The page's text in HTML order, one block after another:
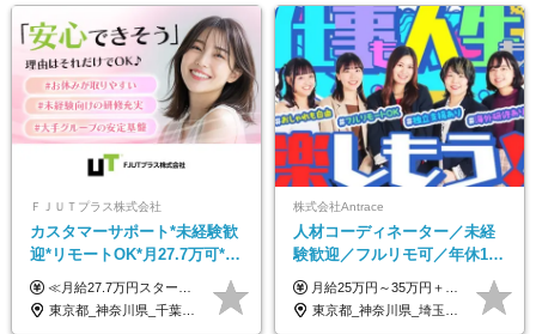
ＦＪＵＴプラス株式会社
カスタマーサポート*未経験歓
迎*リモートOK*月27.7万可*賞
与年2回*転勤なし*連休
OK/ZE010232
≪月給27.7万円スタートも可／賞与年2回≫ ■月給21万円～27.7万円＋各種手当＋賞与年2回 ※給与は勤務地に応じて変更します ※年齢や経験・スキルなどを考慮して決定します ※時間外手当は全額支給 ※上記は初年度の月給となります ※試用期間3ヶ月（その他待遇に差異はありません） 【固定残業代について】 なし（残業代は、実際の労働時間に応じて別途全額支給）
東京都_神奈川県_千葉県_大阪府_愛知県_北海道_長野県_石川県_広島県_福岡県
株式会社Antrace
人材コーディネーター／未経
験歓迎／フルリモ可／年休127
日／おしゃれ自由／海外研修
年10回／美容・サウナ割あり
月給25万円～35万円＋インセンティブ 未経験者：月給25万円～＋インセンティブ 経験者：月給35万円～＋インセンティブ （※経験者は営業経験5年以上の方を想定） ※経験・スキルなどを考慮のうえ、決定します ※時間外手当は別途全額支給します
東京都_神奈川県_埼玉県_千葉県_大阪府_愛知県_北海道_青森県_岩手県_宮城県_秋田県_山形県_福島県_茨城県_栃木県_群馬県_新潟県_山梨県_長野県_富山県_石川県_福井県_静岡県_岐阜県_三重県_兵庫県_京都府_滋賀県_奈良県_和歌山県_広島県_岡山県_鳥取県_島根県_山口県_徳島県_香川県_愛媛県_高知県_福岡県_熊本県_佐賀県_長崎県_大分県_宮崎県_鹿児島県_沖縄県